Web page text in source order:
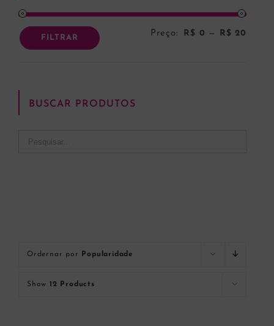
Ordernar por Popularidade
Show 12 Products
FILTRAR Preço: R$ 0 — R$ 20
BUSCAR PRODUTOS